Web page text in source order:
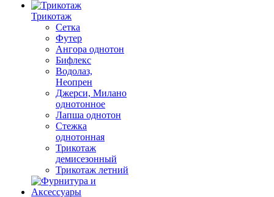
Трикотаж
Сетка
Футер
Ангора однотон
Бифлекс
Водолаз,
Неопрен
Джерси, Милано
однотонное
Лапша однотон
Стежка
однотонная
Трикотаж
демисезонный
Трикотаж летний